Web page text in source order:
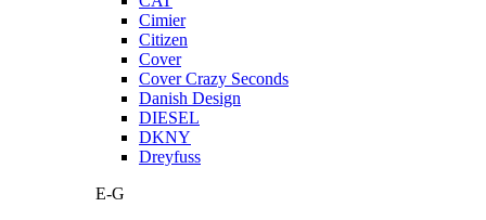
Cimier
Citizen
Cover
Cover Crazy Seconds
Danish Design
DIESEL
DKNY
Dreyfuss
E-G